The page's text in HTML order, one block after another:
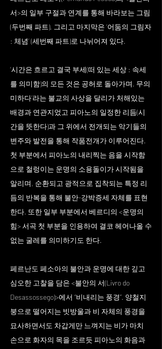
서>의 일부 구절과 연계를 통해 바라보는 그림
(두번째 파트), 그리고 마지막은 ‘어둠의 그림자
: 체념’ (세번째 파트)로 나뉘어져 있다.
‘시간은 흐르고 결국 부세(떠 있는 세상 : 속세
를 의미함)의 모든 것은 공허로 돌아가며, 무의
미하다’라는 불교의 사상을 달리가 처해있는
배경과 연관지었고 피아노의 일정한 리듬(시
간을 뜻한다)과 그 위에서 전개되는 악기들의
변주와 발전을 통해 작품전개가 이루어진다.
첫 부분에서 피아노의 내리찍는 음을 시작함
으로 철렁이는 운명의 소용돌이가 시작됨을
알리며, 순환되고 광적으로 집착되는 특정 리
듬의 반복을 통해 불안-강박증세 자체를 표현
한다. 또한 일부 부분에서 베르디의 <운명의
힘> 서곡 첫 부분을 인용하여 결코 헤어나올 수
없는 굴레를 의미하기도 한다.
페르난도 페소아의 불안과 운명에 대한 깊고
심오한 고찰을 담은 <불안의 서(Livro do
Desassossego)>에서 “비내리는 풍경”. 양철지
붕으로 떨어지는 빗방울과 비 자체의 풍경을
묘사하면서도 차갑게만 느껴지는 비가 마치
손으로 화자의 목을 조르듯 피아노의 화음과